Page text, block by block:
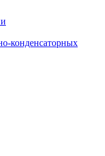
конденсаторных